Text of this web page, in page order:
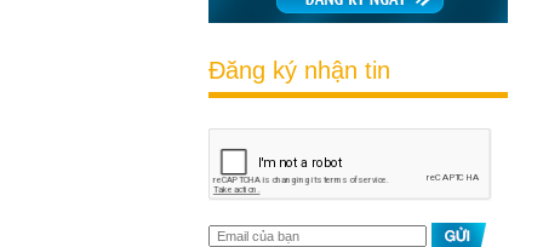
Đăng ký nhận tin